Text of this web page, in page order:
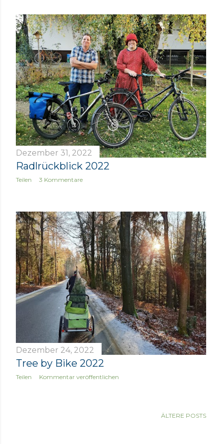
t
s
Dezember 31, 2022
Radlrückblick 2022
Teilen 3 Kommentare
Dezember 24, 2022
Tree by Bike 2022
Teilen Kommentar veröffentlichen
ÄLTERE POSTS